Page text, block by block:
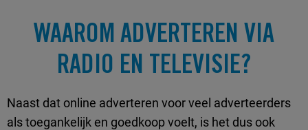
WAAROM ADVERTEREN VIA
RADIO EN TELEVISIE?
Naast dat online adverteren voor veel adverteerders
als toegankelijk en goedkoop voelt, is het dus ook